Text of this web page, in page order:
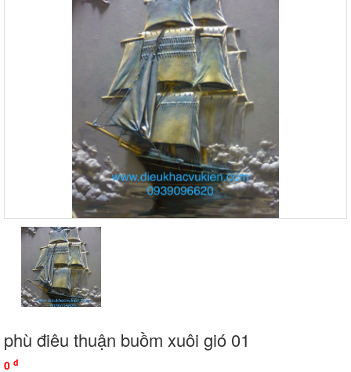
phù điêu thuận buồm xuôi gió 01
0 đ